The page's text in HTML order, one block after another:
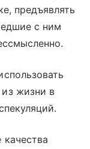
предъявлять
с ним
жизни в